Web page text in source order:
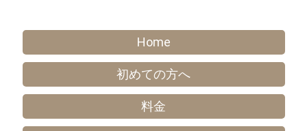
Home
初めての方へ
料金